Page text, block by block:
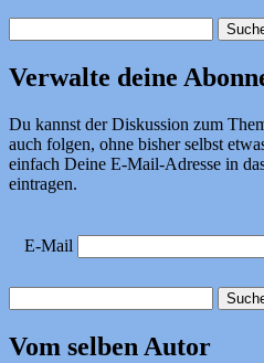
nach:
Verwalte deine
Du kannst der Diskussion zum
auch folgen, ohne bisher selbst
einfach Deine E-Mail-Adresse in
eintragen.
E-Mail
nach:
Vom selben Autor